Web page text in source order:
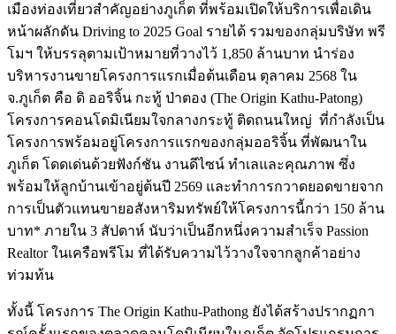
เมืองท่องเที่ยวสำคัญอย่างภูเก็ต ที่พร้อมเปิดให้บริการเพื่อเดิน
หน้าผลักดัน Driving to 2025 Goal รายได้ รวมของกลุ่มบริษัท พรี
โมฯ ให้บรรลุตามเป้าหมายที่วางไว้ 1,850 ล้านบาท นำร่อง
บริหารงานขายโครงการแรกเมื่อต้นเดือน ตุลาคม 2568 ใน
จ.ภูเก็ต คือ ดิ ออริจิ้น กะทู้ ป่าตอง (The Origin Kathu-Patong)
โครงการคอนโดมิเนียมใจกลางกระทู้ ติดถนนใหญ่ ที่กำลังเป็น
โครงการพร้อมอยู่โครงการแรกของกลุ่มออริจิ้น ที่พัฒนาใน
ภูเก็ต โดดเด่นด้วยฟังก์ชัน งานดีไซน์ ทำเลและคุณภาพ ซึ่ง
พร้อมให้ลูกบ้านเข้าอยู่ต้นปี 2569 และทำการกวาดยอดขายจาก
การเป็นตัวแทนขายอสังหาริมทรัพย์ให้โครงการนี้กว่า 150 ล้าน
บาท* ภายใน 3 สัปดาห์ นับว่าเป็นอีกหนึ่งความสำเร็จ Passion
Realtor ในเครือพรีโม ที่ได้รับความไว้วางใจจากลูกค้าอย่าง
ท่วมท้น
ทั้งนี้ โครงการ The Origin Kathu-Pathong ยังได้สร้างปรากฏกา